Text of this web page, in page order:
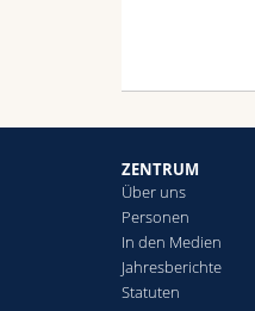
ZENTRUM
Über uns
Personen
In den Medien
Jahresberichte
Statuten